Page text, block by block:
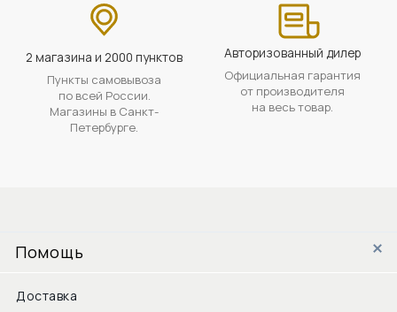
2 магазина и 2000 пунктов
Пункты самовывоза
по всей России.
Магазины в Санкт-
Петербурге.
Авторизованный дилер
Официальная гарантия
от производителя
на весь товар.
Помощь
Доставка